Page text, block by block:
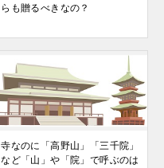
らも贈るべきなの？
寺なのに「高野山」「三千院」
など「山」や「院」で呼ぶのは